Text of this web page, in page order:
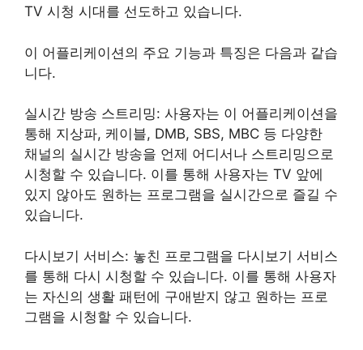
TV 시청 시대를 선도하고 있습니다.
이 어플리케이션의 주요 기능과 특징은 다음과 같습
니다.
실시간 방송 스트리밍: 사용자는 이 어플리케이션을
통해 지상파, 케이블, DMB, SBS, MBC 등 다양한
채널의 실시간 방송을 언제 어디서나 스트리밍으로
시청할 수 있습니다. 이를 통해 사용자는 TV 앞에
있지 않아도 원하는 프로그램을 실시간으로 즐길 수
있습니다.
다시보기 서비스: 놓친 프로그램을 다시보기 서비스
를 통해 다시 시청할 수 있습니다. 이를 통해 사용자
는 자신의 생활 패턴에 구애받지 않고 원하는 프로
그램을 시청할 수 있습니다.